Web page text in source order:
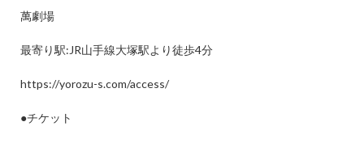
萬劇場
最寄り駅:JR山手線大塚駅より徒歩4分
https://yorozu-s.com/access/
●チケット